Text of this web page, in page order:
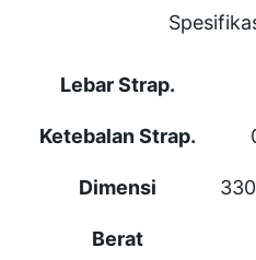
H
Spesifikasi
Lebar Strap.
Ketebalan Strap.
Dimensi
Berat